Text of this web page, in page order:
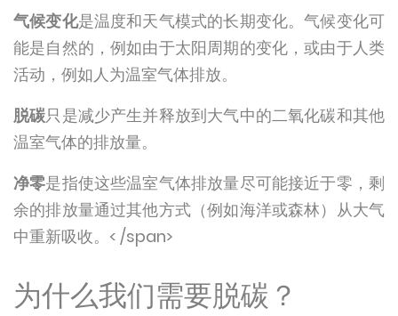
气候变化是温度和天气模式的长期变化。气候变化可
能是自然的，例如由于太阳周期的变化，或由于人类
活动，例如人为温室气体排放。
脱碳只是减少产生并释放到大气中的二氧化碳和其他
温室气体的排放量。
净零是指使这些温室气体排放量尽可能接近于零，剩
余的排放量通过其他方式（例如海洋或森林）从大气
中重新吸收。< /span>
为什么我们需要脱碳？